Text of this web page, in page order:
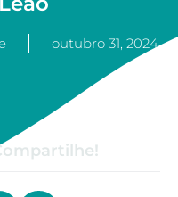
outubro 31, 2024